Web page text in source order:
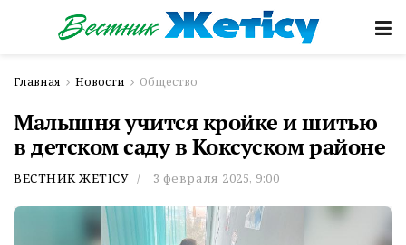
Главная Новости Общество
Малышня учится кройке и шитью
в детском саду в Коксуском районе
ВЕСТНИК ЖЕТІСУ 3 февраля 2025, 9:00